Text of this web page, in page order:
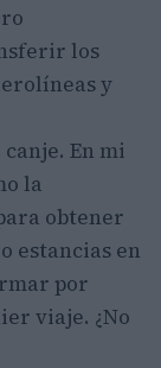
los
y
En mi
la
obtener
estancias en
por
viaje. ¿No